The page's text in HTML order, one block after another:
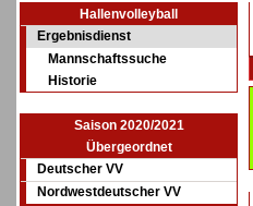
Hallenvolleyball
Ergebnisdienst
Mannschaftssuche
Historie
Saison 2020/2021
Übergeordnet
Deutscher VV
Nordwestdeutscher VV